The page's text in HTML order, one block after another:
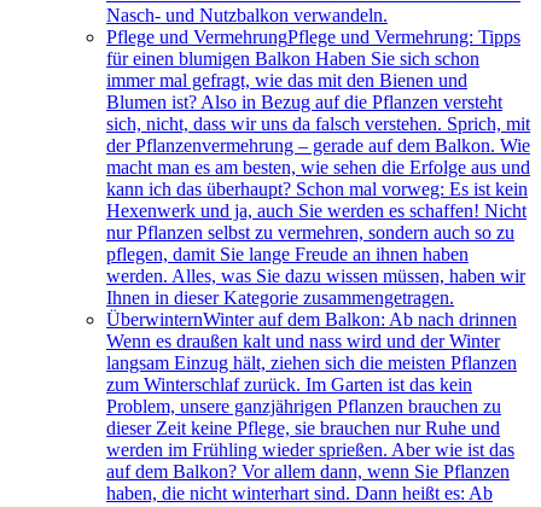
Nasch- und Nutzbalkon verwandeln.
Pflege und VermehrungPflege und Vermehrung: Tipps
für einen blumigen Balkon Haben Sie sich schon
immer mal gefragt, wie das mit den Bienen und
Blumen ist? Also in Bezug auf die Pflanzen versteht
sich, nicht, dass wir uns da falsch verstehen. Sprich, mit
der Pflanzenvermehrung – gerade auf dem Balkon. Wie
macht man es am besten, wie sehen die Erfolge aus und
kann ich das überhaupt? Schon mal vorweg: Es ist kein
Hexenwerk und ja, auch Sie werden es schaffen! Nicht
nur Pflanzen selbst zu vermehren, sondern auch so zu
pflegen, damit Sie lange Freude an ihnen haben
werden. Alles, was Sie dazu wissen müssen, haben wir
Ihnen in dieser Kategorie zusammengetragen.
ÜberwinternWinter auf dem Balkon: Ab nach drinnen
Wenn es draußen kalt und nass wird und der Winter
langsam Einzug hält, ziehen sich die meisten Pflanzen
zum Winterschlaf zurück. Im Garten ist das kein
Problem, unsere ganzjährigen Pflanzen brauchen zu
dieser Zeit keine Pflege, sie brauchen nur Ruhe und
werden im Frühling wieder sprießen. Aber wie ist das
auf dem Balkon? Vor allem dann, wenn Sie Pflanzen
haben, die nicht winterhart sind. Dann heißt es: Ab